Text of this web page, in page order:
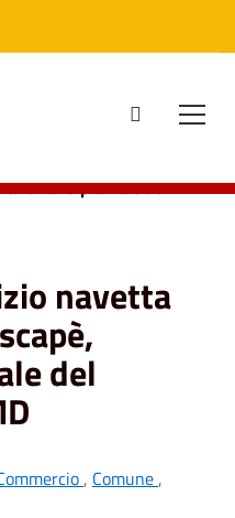
site.searc
piazzale del
navetta
del
, Comune,